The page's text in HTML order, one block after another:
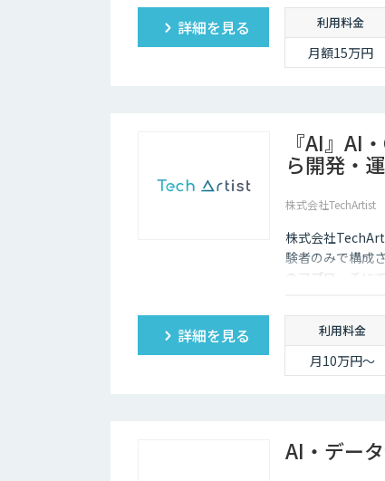
詳細を見る 利用料金
月額15万円
『AI』AI
ら開発・
株式会社TechArtist
株式会社
験者のみで構成
のアプローチに
詳細を見る 利用料金
月10万円〜
AI・デー